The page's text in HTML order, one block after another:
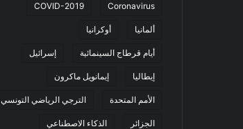
Coronavirus
COVID-2019
ألمانيا أوكرانيا
أيام قرطاج السينمائية إسرائيل
إيطاليا إيمانويل ماكرون
الأمم المتحدة الترجي الرياضي التونسي
الجزائر الذكاء الاصطناعي